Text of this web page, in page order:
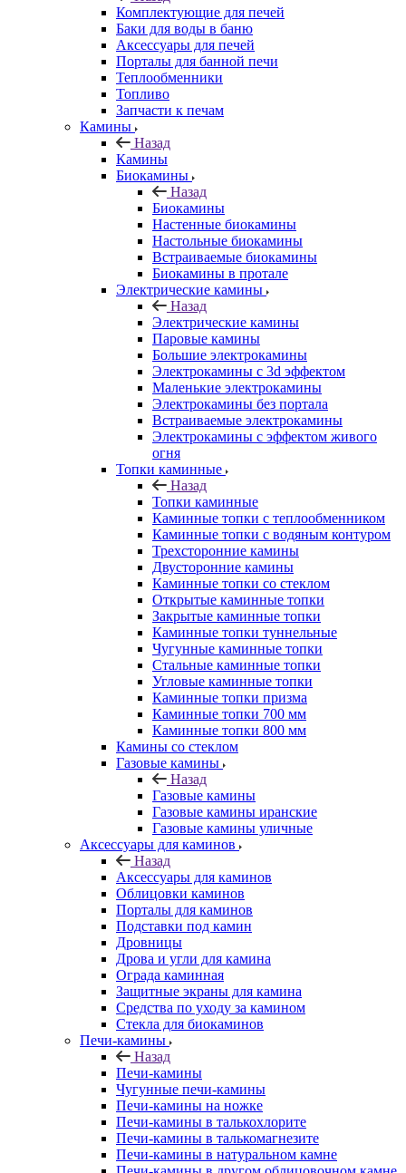
Комплектующие для печей
Баки для воды в баню
Аксессуары для печей
Порталы для банной печи
Теплообменники
Топливо
Запчасти к печам
Камины
Назад
Камины
Биокамины
Назад
Биокамины
Настенные биокамины
Настольные биокамины
Встраиваемые биокамины
Биокамины в протале
Электрические камины
Назад
Электрические камины
Паровые камины
Большие электрокамины
Электрокамины с 3d эффектом
Маленькие электрокамины
Электрокамины без портала
Встраиваемые электрокамины
Электрокамины с эффектом живого
огня
Топки каминные
Назад
Топки каминные
Каминные топки с теплообменником
Каминные топки с водяным контуром
Трехсторонние камины
Двусторонние камины
Каминные топки со стеклом
Открытые каминные топки
Закрытые каминные топки
Каминные топки туннельные
Чугунные каминные топки
Стальные каминные топки
Угловые каминные топки
Каминные топки призма
Каминные топки 700 мм
Каминные топки 800 мм
Камины со стеклом
Газовые камины
Назад
Газовые камины
Газовые камины иранские
Газовые камины уличные
Аксессуары для каминов
Назад
Аксессуары для каминов
Облицовки каминов
Порталы для каминов
Подставки под камин
Дровницы
Дрова и угли для камина
Ограда каминная
Защитные экраны для камина
Средства по уходу за камином
Стекла для биокаминов
Печи-камины
Назад
Печи-камины
Чугунные печи-камины
Печи-камины на ножке
Печи-камины в талькохлорите
Печи-камины в талькомагнезите
Печи-камины в натуральном камне